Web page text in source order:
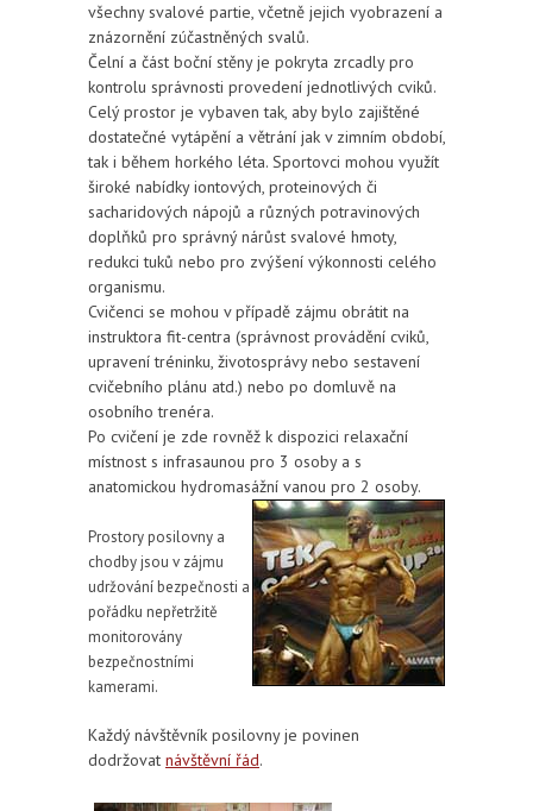
všechny svalové partie, včetně jejich vyobrazení a
znázornění zúčastněných svalů.
Čelní a část boční stěny je pokryta zrcadly pro
kontrolu správnosti provedení jednotlivých cviků.
Celý prostor je vybaven tak, aby bylo zajištěné
dostatečné vytápění a větrání jak v zimním období,
tak i během horkého léta. Sportovci mohou využít
široké nabídky iontových, proteinových či
sacharidových nápojů a různých potravinových
doplňků pro správný nárůst svalové hmoty,
redukci tuků nebo pro zvýšení výkonnosti celého
organismu.
Cvičenci se mohou v případě zájmu obrátit na
instruktora fit-centra (správnost provádění cviků,
upravení tréninku, životosprávy nebo sestavení
cvičebního plánu atd.) nebo po domluvě na
osobního trenéra.
Po cvičení je zde rovněž k dispozici relaxační
místnost s infrasaunou pro 3 osoby a s
anatomickou hydromasážní vanou pro 2 osoby.
Prostory posilovny a
chodby jsou v zájmu
udržování bezpečnosti a
pořádku nepřetržitě
monitorovány
bezpečnostními
kamerami.
Každý návštěvník posilovny je povinen
dodržovat návštěvní řád.